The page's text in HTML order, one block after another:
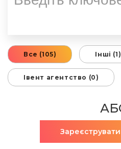
Все (105) Інші (1)
Івент агентство (0)